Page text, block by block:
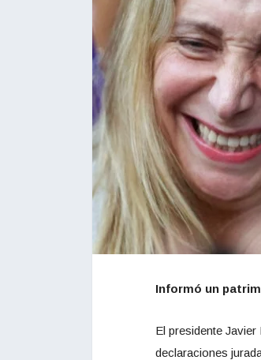
Informó un
El presidente
declaraciones